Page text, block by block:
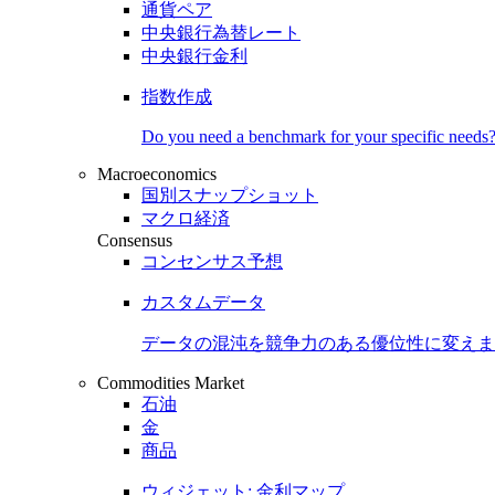
通貨ペア
中央銀行為替レート
中央銀行金利
指数作成
Do you need a benchmark for your specific needs?
Macroeconomics
国別スナップショット
マクロ経済
Consensus
コンセンサス予想
カスタムデータ
データの混沌を競争力のある優位性に変え
Commodities Market
石油
金
商品
ウィジェット: 金利マップ